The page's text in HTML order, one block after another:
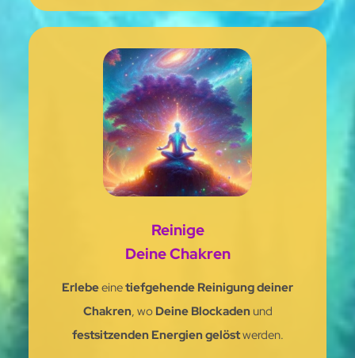
Reinige
Deine Chakren
Erlebeeinetiefgehende Reinigungdeiner
Chakren, wo Deine Blockadenund
festsitzenden Energien gelöstwerden.